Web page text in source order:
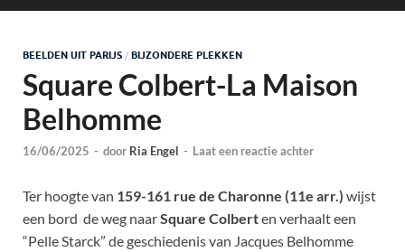
BEELDEN UIT PARIJS / BIJZONDERE PLEKKEN
Square Colbert-La Maison
Belhomme
16/06/2025 - door Ria Engel - Laat een reactie achter
Ter hoogte van 159-161 rue de Charonne (11e arr.) wijst
een bord de weg naarSquare Colberten verhaalt een
“Pelle Starck” de geschiedenis van Jacques Belhomme